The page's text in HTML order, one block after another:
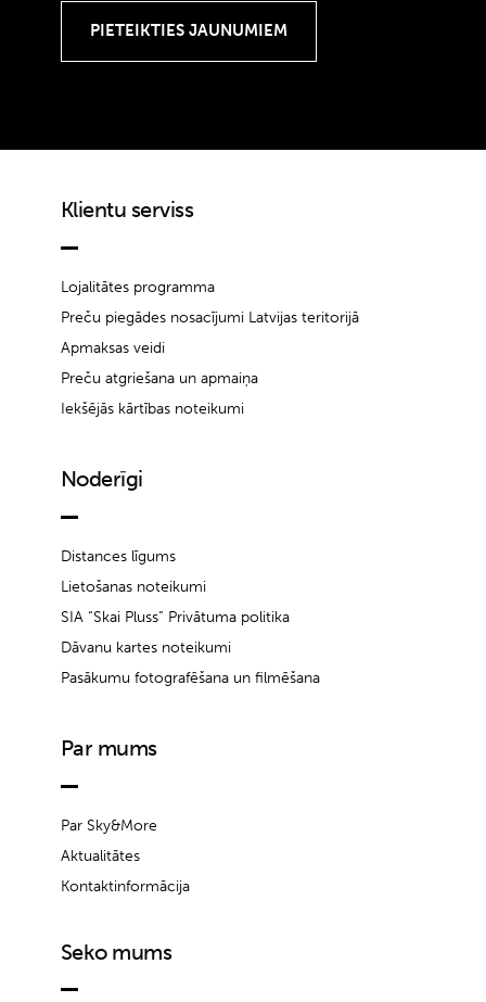
Klientu serviss
Lojalitātes programma
Preču piegādes nosacījumi Latvijas teritorijā
Apmaksas veidi
Preču atgriešana un apmaiņa
Iekšējās kārtības noteikumi
Noderīgi
Distances līgums
Lietošanas noteikumi
SIA “Skai Pluss” Privātuma politika
Dāvanu kartes noteikumi
Pasākumu fotografēšana un filmēšana
Par mums
Par Sky&More
Aktualitātes
Kontaktinformācija
Seko mums